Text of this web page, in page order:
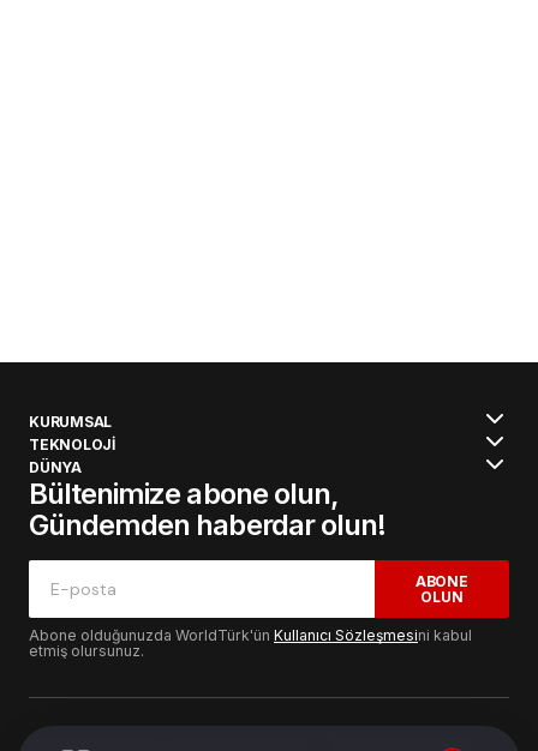
KURUMSAL
TEKNOLOJİ
DÜNYA
Bültenimize abone olun,
Gündemden haberdar olun!
ABONE
OLUN
Abone olduğunuzda WorldTürk'ün Kullanıcı Sözleşmesini kabul
etmiş olursunuz.
© 2024 WorldTurk. Tüm Hakları Saklıdır. - Tasarım & Geliştirme :